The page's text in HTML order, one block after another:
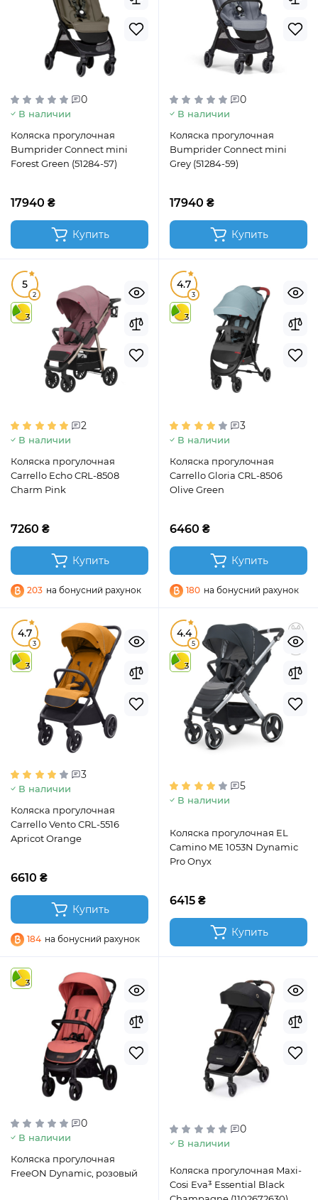
0
В наличии
Коляска прогулочная
Bumprider Connect mini
Forest Green (51284-57)
17940 ₴
Купить
0
В наличии
Коляска прогулочная
Bumprider Connect mini
Grey (51284-59)
17940 ₴
Купить
5
2
3
2
В наличии
Коляска прогулочная
Carrello Echo CRL-8508
Charm Pink
7260 ₴
Купить
203 на бонусний рахунок
4.7
3
3
3
В наличии
Коляска прогулочная
Carrello Gloria CRL-8506
Olive Green
6460 ₴
Купить
180 на бонусний рахунок
4.7
3
3
3
В наличии
Коляска прогулочная
Carrello Vento CRL-5516
Apricot Orange
6610 ₴
Купить
184 на бонусний рахунок
4.4
5
3
5
В наличии
Коляска прогулочная EL
Camino ME 1053N Dynamic
Pro Onyx
6415 ₴
Купить
3
0
В наличии
Коляска прогулочная
FreeON Dynamic, розовый
0
В наличии
Коляска прогулочная Maxi-
Cosi Eva³ Essential Black